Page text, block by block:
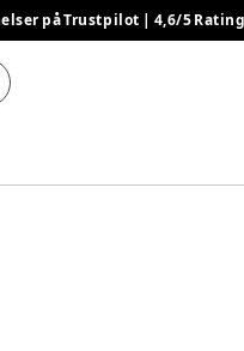
på Trustpilot | 4,6/5 Rating